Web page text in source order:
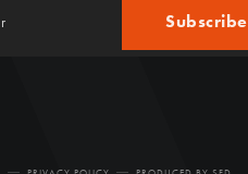
Subscribe